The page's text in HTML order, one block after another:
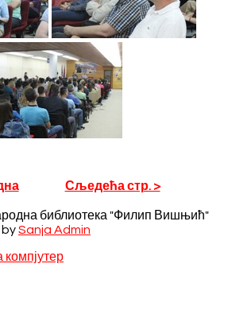
Сљедећа стр. >
библиотека "Филип Вишњић"
bySanja Admin
компјутер